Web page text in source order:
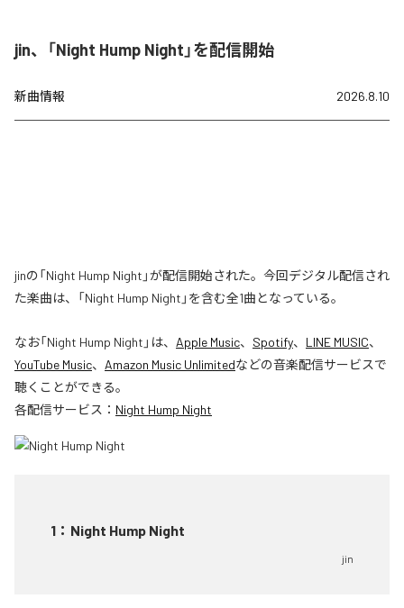
jin、「Night Hump Night」を配信開始
新曲情報 2026.8.10
jinの「Night Hump Night」が配信開始された。今回デジタル配信され
た楽曲は、「Night Hump Night」を含む全1曲となっている。
なお「Night Hump Night 」は、 Apple Music、 Spotify、 LINE MUSIC、
YouTube Music、 Amazon Music Unlimitedなどの音楽配信サービスで
聴くことができる。
各配信サービス： Night Hump Night
1 ： Night Hump Night
jin